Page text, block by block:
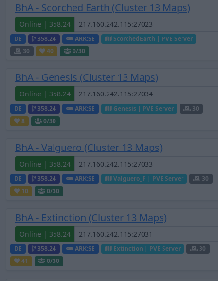
BhA - Scorched Earth (Cluster 13 Maps)
Online | 358.24
DE 358.24 ARK:SE
ScorchedEarth | PVE Server
30
40 0/30
BhA - Genesis (Cluster 13 Maps)
Online | 358.24
DE 358.24 ARK:SE Genesis | PVE Server
30
8
0/30
BhA - Valguero (Cluster 13 Maps)
Online | 358.24
DE 358.24 ARK:SE Valguero_P | PVE Server
30
10
0/30
BhA - Extinction (Cluster 13 Maps)
Online | 358.24
DE 358.24 ARK:SE Extinction | PVE Server
30
41
0/30